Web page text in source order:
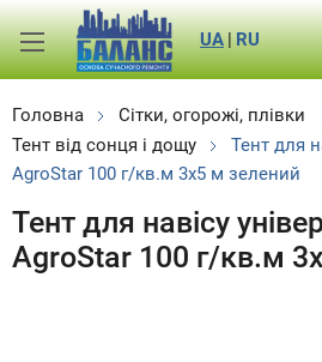
RU
|
UA
Головна
Сітки, огорожі, плівки
Тент від сонця і дощу
Тент для
AgroStar 100 г/кв.м 3х5 м зелений
Тент для навісу
AgroStar 100 г/кв.м